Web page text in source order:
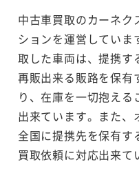
中古車買取のカーネク
ションを運営してい
取した車両は、提携
再販出来る販路を保有
り、在庫を一切抱え
出来ています。また、
全国に提携先を保有す
買取依頼に対応出来て